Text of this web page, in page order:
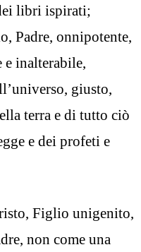
libri ispirati;
Padre, onnipotente,
inalterabile,
giusto,
terra e di tutto ciò
e dei profeti e
Figlio unigenito,
non come una